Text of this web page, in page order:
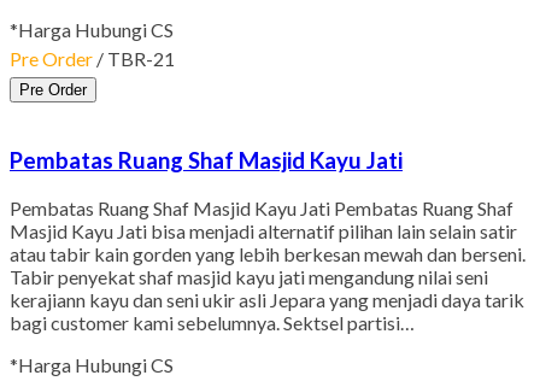
*Harga Hubungi CS
Pre Order / TBR-21
Pre Order
Pembatas Ruang Shaf Masjid Kayu Jati
Pembatas Ruang Shaf Masjid Kayu Jati Pembatas Ruang Shaf
Masjid Kayu Jati bisa menjadi alternatif pilihan lain selain satir
atau tabir kain gorden yang lebih berkesan mewah dan berseni.
Tabir penyekat shaf masjid kayu jati mengandung nilai seni
kerajiann kayu dan seni ukir asli Jepara yang menjadi daya tarik
bagi customer kami sebelumnya. Sektsel partisi…
*Harga Hubungi CS